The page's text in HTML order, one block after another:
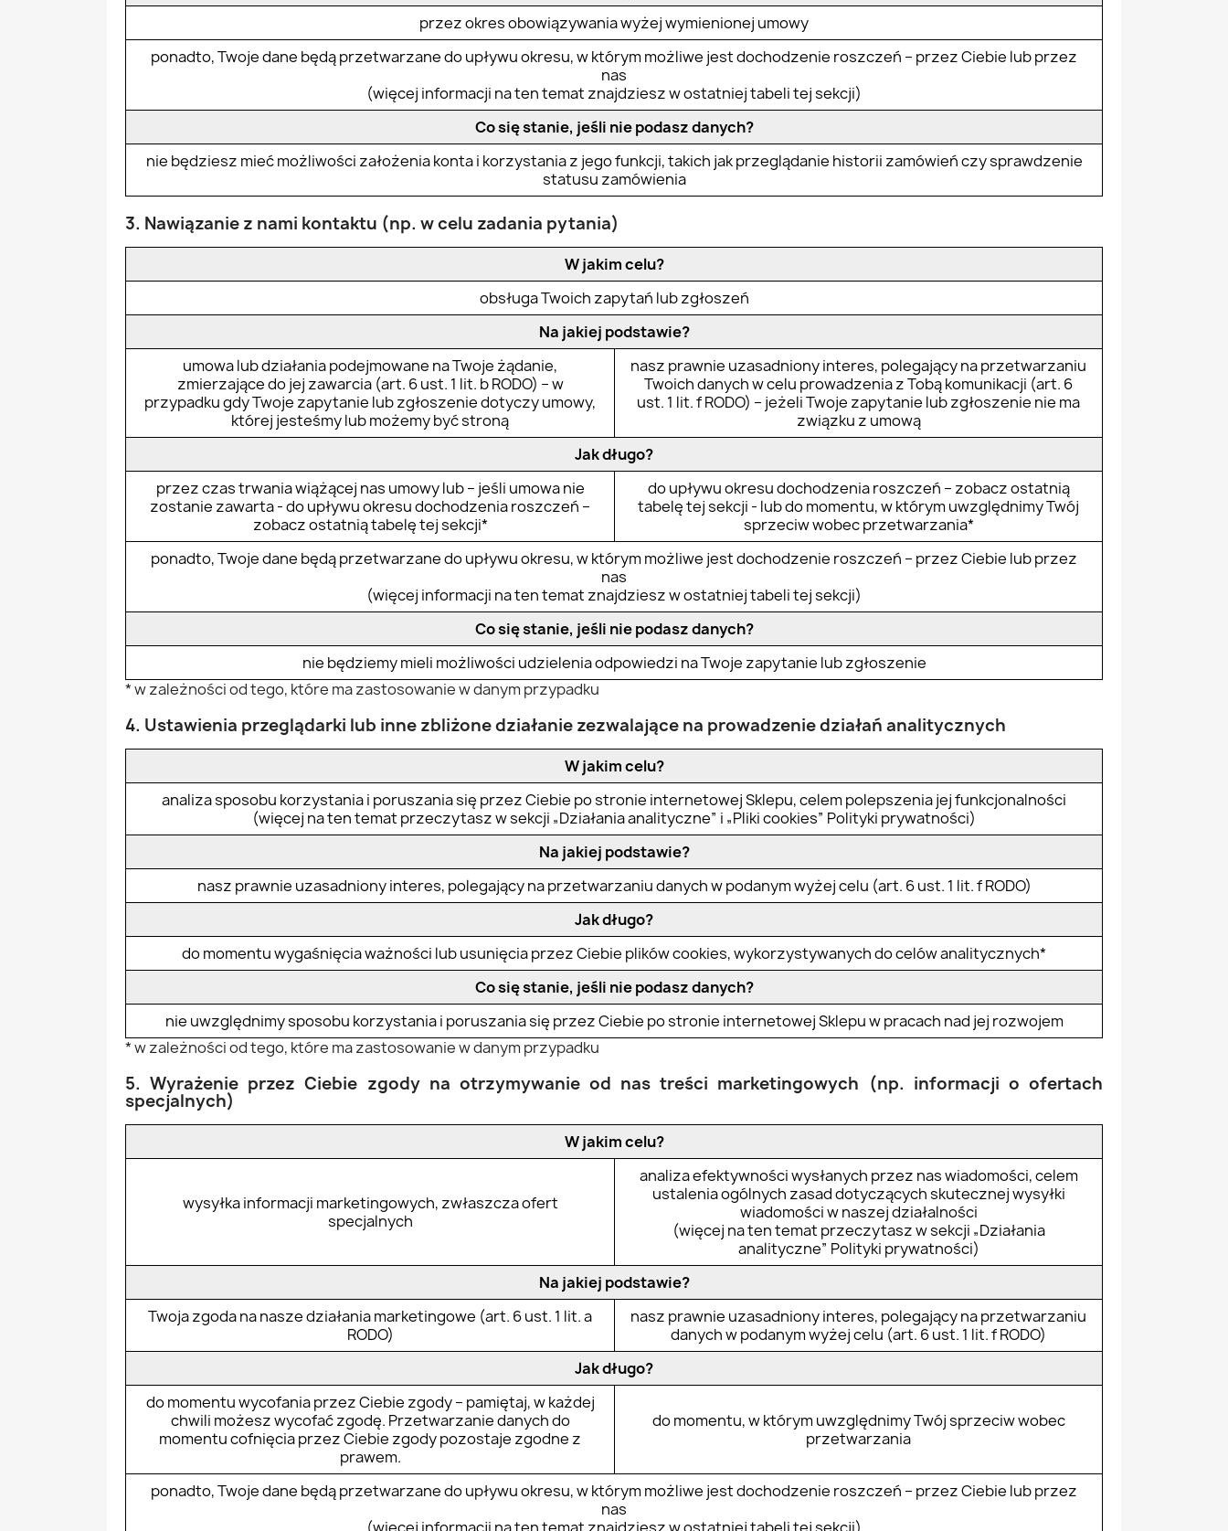
przez okres obowiązywania wyżej wymienionej umowy
ponadto, Twoje dane będą przetwarzane do upływu okresu, w którym możliwe jest dochodzenie roszczeń – przez Ciebie lub przez
nas
(więcej informacji na ten temat znajdziesz w ostatniej tabeli tej sekcji)
Co się stanie, jeśli nie podasz danych?
nie będziesz mieć możliwości założenia konta i korzystania z jego funkcji, takich jak przeglądanie historii zamówień czy sprawdzenie
statusu zamówienia
3. Nawiązanie z nami kontaktu (np. w celu zadania pytania)
W jakim celu?
obsługa Twoich zapytań lub zgłoszeń
Na jakiej podstawie?
umowa lub działania podejmowane na Twoje żądanie,
zmierzające do jej zawarcia (art. 6 ust. 1 lit. b RODO) – w
przypadku gdy Twoje zapytanie lub zgłoszenie dotyczy umowy,
której jesteśmy lub możemy być stroną
nasz prawnie uzasadniony interes, polegający na przetwarzaniu
Twoich danych w celu prowadzenia z Tobą komunikacji (art. 6
ust. 1 lit. f RODO) – jeżeli Twoje zapytanie lub zgłoszenie nie ma
związku z umową
Jak długo?
przez czas trwania wiążącej nas umowy lub – jeśli umowa nie
zostanie zawarta - do upływu okresu dochodzenia roszczeń –
zobacz ostatnią tabelę tej sekcji*
do upływu okresu dochodzenia roszczeń – zobacz ostatnią
tabelę tej sekcji - lub do momentu, w którym uwzględnimy Twój
sprzeciw wobec przetwarzania*
ponadto, Twoje dane będą przetwarzane do upływu okresu, w którym możliwe jest dochodzenie roszczeń – przez Ciebie lub przez
nas
(więcej informacji na ten temat znajdziesz w ostatniej tabeli tej sekcji)
Co się stanie, jeśli nie podasz danych?
nie będziemy mieli możliwości udzielenia odpowiedzi na Twoje zapytanie lub zgłoszenie
* w zależności od tego, które ma zastosowanie w danym przypadku
4. Ustawienia przeglądarki lub inne zbliżone działanie zezwalające na prowadzenie działań analitycznych
W jakim celu?
analiza sposobu korzystania i poruszania się przez Ciebie po stronie internetowej Sklepu, celem polepszenia jej funkcjonalności
(więcej na ten temat przeczytasz w sekcji „Działania analityczne” i „Pliki cookies” Polityki prywatności)
Na jakiej podstawie?
nasz prawnie uzasadniony interes, polegający na przetwarzaniu danych w podanym wyżej celu (art. 6 ust. 1 lit. f RODO)
Jak długo?
do momentu wygaśnięcia ważności lub usunięcia przez Ciebie plików cookies, wykorzystywanych do celów analitycznych*
Co się stanie, jeśli nie podasz danych?
nie uwzględnimy sposobu korzystania i poruszania się przez Ciebie po stronie internetowej Sklepu w pracach nad jej rozwojem
* w zależności od tego, które ma zastosowanie w danym przypadku
5. Wyrażenie przez Ciebie zgody na otrzymywanie od nas treści marketingowych (np. informacji o ofertach
specjalnych)
W jakim celu?
wysyłka informacji marketingowych, zwłaszcza ofert
specjalnych
analiza efektywności wysłanych przez nas wiadomości, celem
ustalenia ogólnych zasad dotyczących skutecznej wysyłki
wiadomości w naszej działalności
(więcej na ten temat przeczytasz w sekcji „Działania
analityczne” Polityki prywatności)
Na jakiej podstawie?
Twoja zgoda na nasze działania marketingowe (art. 6 ust. 1 lit. a
RODO)
nasz prawnie uzasadniony interes, polegający na przetwarzaniu
danych w podanym wyżej celu (art. 6 ust. 1 lit. f RODO)
Jak długo?
do momentu wycofania przez Ciebie zgody – pamiętaj, w każdej
chwili możesz wycofać zgodę. Przetwarzanie danych do
momentu cofnięcia przez Ciebie zgody pozostaje zgodne z
prawem.
do momentu, w którym uwzględnimy Twój sprzeciw wobec
przetwarzania
ponadto, Twoje dane będą przetwarzane do upływu okresu, w którym możliwe jest dochodzenie roszczeń – przez Ciebie lub przez
nas